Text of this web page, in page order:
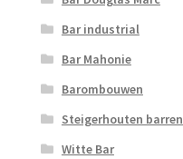
Bar industrial
Bar Mahonie
Barombouwen
Steigerhouten barren
Witte Bar